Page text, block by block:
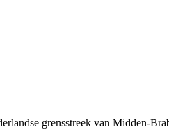
grensstreek van Midden-